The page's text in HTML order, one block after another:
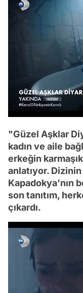
"Güzel Aşklar
kadın ve aile
erkeğin
anlatıyor. Dizinin
Kapadokya'nın
son tanıtım,
çıkardı.